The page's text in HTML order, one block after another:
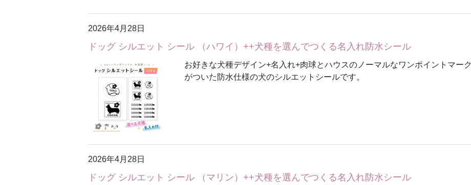
2026年4月28日
ドッグ シルエット シール （ハワイ）++犬種を選んでつくる名入れ防水シール
お好きな犬種デザイン+名入れ+肉球とハウスのノーマルなワンポイントマーク
がついた防水仕様の犬のシルエットシールです。
2026年4月28日
ドッグ シルエット シール （マリン）++犬種を選んでつくる名入れ防水シール